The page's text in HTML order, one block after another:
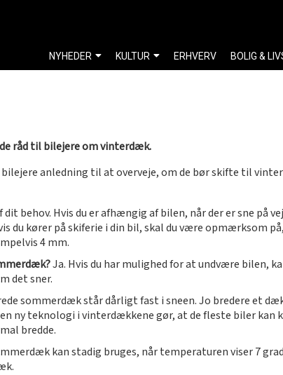
råd til bilejere om vinterdæk.
anledning til at overveje, om de bør skifte til
behov. Hvis du er afhængig af bilen, når der er sne på
du kører på skiferie i din bil, skal du være opmærksom
4 mm.
Ja. Hvis du har mulighed for at undvære bilen,
det sner.
sommerdæk står dårligt fast i sneen. Jo bredere et
ny teknologi i vinterdækkene gør, at de fleste biler kan
bredde.
kan stadig bruges, når temperaturen viser 7
NYHEDER KULTUR ERHVERV BOLIG &